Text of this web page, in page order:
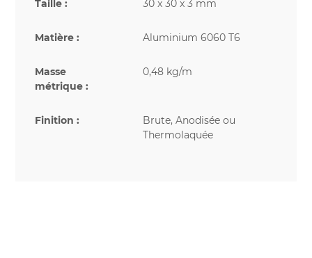
Taille : 30 x 30 x 3 mm
Matière : Aluminium 6060 T6
Masse
métrique :
0,48 kg/m
Finition :
Brute, Anodisée ou
Thermolaquée